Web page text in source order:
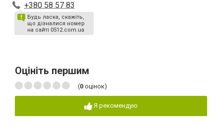
+380 58 57 83
Будь ласка, скажіть,
що дізналися номер
на сайті 0512.com.ua
Оцініть першим
(0 оцінок)
Я рекомендую